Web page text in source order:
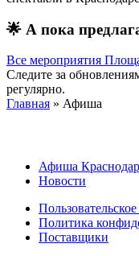
🌟 А пока
Все мероприятия
Следите за
регулярно.
Главная » Афиша
Афиша
Новости
Политика
Поставщики